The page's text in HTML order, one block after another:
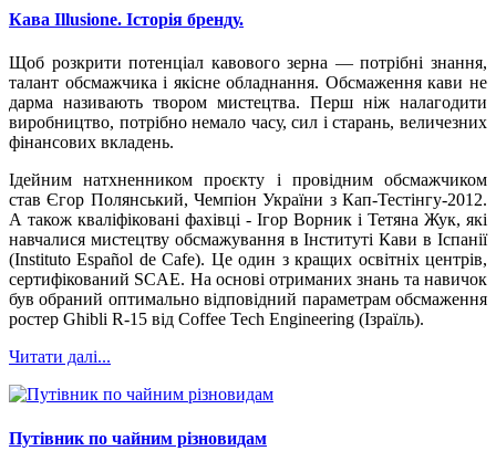
Кава Illusione. Історія бренду.
Щоб розкрити потенціал кавового зерна — потрібні знання,
талант обсмажчика і якісне обладнання. Обсмаження кави не
дарма називають твором мистецтва. Перш ніж налагодити
виробництво, потрібно немало часу, сил і старань, величезних
фінансових вкладень.
Ідейним натхненником проєкту і провідним обсмажчиком
став Єгор Полянський, Чемпіон України з Кап-Тестінгу-2012.
А також кваліфіковані фахівці - Ігор Ворник і Тетяна Жук, які
навчалися мистецтву обсмажування в Інституті Кави в Іспанії
(Instituto Español de Cafe). Це один з кращих освітніх центрів,
сертифікований SCAE. На основі отриманих знань та навичок
був обраний оптимально відповідний параметрам обсмаження
ростер Ghibli R-15 від Сoffee Tech Еngineering (Ізраїль).
Читати далі...
Путівник по чайним різновидам